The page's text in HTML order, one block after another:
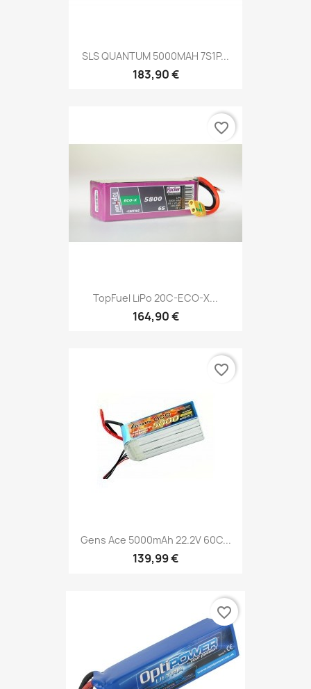
SLS QUANTUM 5000MAH 7S1P...
183,90 €
TopFuel LiPo 20C-ECO-X...
164,90 €
favorite_border
Gens Ace 5000mAh 22.2V 60C...
139,99 €
favorite_border
favorite_border